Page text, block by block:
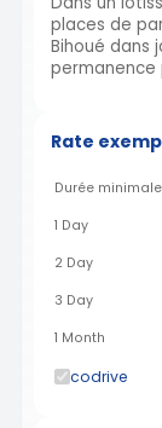
places de
Bihoué dans
permanence
Rate
Durée minimale
1 Day
2 Day
3 Day
1 Month
codrive